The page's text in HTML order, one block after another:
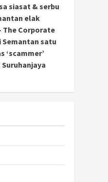
siasat & serbu
elak
Corporate
Semantan satu
‘scammer’